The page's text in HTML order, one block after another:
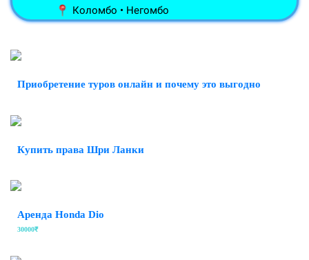
Приобретение туров онлайн и почему это выгодно
Купить права Шри Ланки
Аренда Honda Dio
30000₹